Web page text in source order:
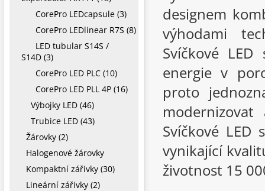
designem
výhodami
Svíčkové
energie v
proto
Svíčkové LED
vynikající
životnost 15
CorePro LEDcapsule (3)
CorePro LEDlinear R7S (8)
LED tubular S14S /
S14D (3)
CorePro LED PLC (10)
CorePro LED PLL 4P (16)
Výbojky LED (46)
Trubice LED (43)
Žárovky (2)
Halogenové žárovky
Kompaktní zářivky (30)
Lineární zářivky (2)